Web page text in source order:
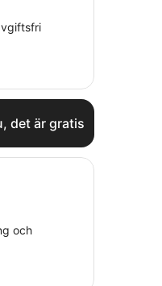
det är gratis
och